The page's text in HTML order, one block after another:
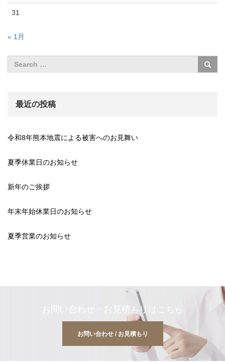
31
« 1月
最近の投稿
令和8年熊本地震による被害へのお見舞い
夏季休業日のお知らせ
新年のご挨拶
年末年始休業日のお知らせ
夏季営業のお知らせ
お問い合わせ・お見積もりはこちら
お問い合わせ / お見積もり